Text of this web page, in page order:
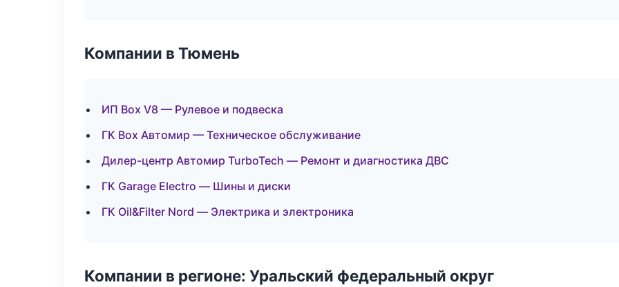
Компании в Тюмень
ИП Box V8 — Рулевое и подвеска
ГК Box Автомир — Техническое обслуживание
Дилер-центр Автомир TurboTech — Ремонт и диагностика ДВС
ГК Garage Electro — Шины и диски
ГК Oil&Filter Nord — Электрика и электроника
Компании в регионе: Уральский федеральный округ